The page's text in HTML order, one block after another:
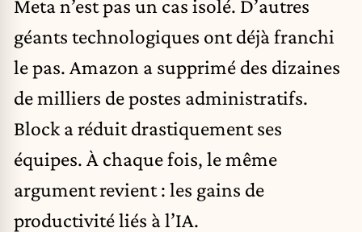
Meta n’est pas un cas isolé. D’autres
géants technologiques ont déjà franchi
le pas. Amazon a supprimé des dizaines
de milliers de postes administratifs.
Block a réduit drastiquement ses
équipes. À chaque fois, le même
argument revient : les gains de
productivité liés à l’IA.